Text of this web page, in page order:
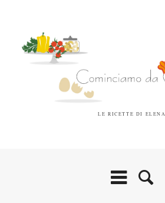
LE RICETTE DI ELENA